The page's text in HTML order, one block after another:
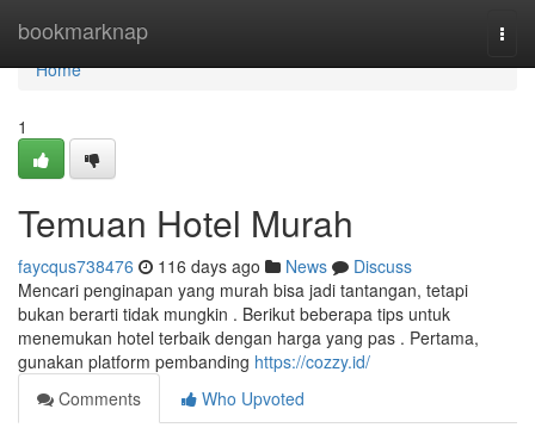
bookmarknap
Home
Home
1
Temuan Hotel Murah
faycqus738476 116 days ago News
Discuss
Mencari penginapan yang murah bisa jadi tantangan, tetapi
bukan berarti tidak mungkin . Berikut beberapa tips untuk
menemukan hotel terbaik dengan harga yang pas . Pertama,
gunakan platform pembanding https://cozzy.id/
Comments
Who Upvoted